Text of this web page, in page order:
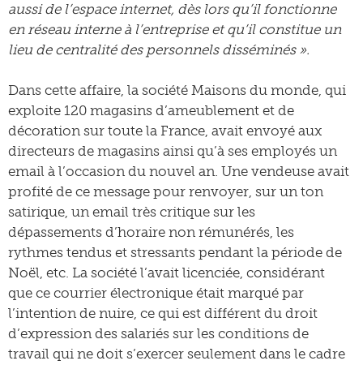
aussi de l’espace internet, dès lors qu’il fonctionne
en réseau interne à l’entreprise et qu’il constitue un
lieu de centralité des personnels disséminés ».
Dans cette affaire, la société Maisons du monde, qui
exploite 120 magasins d’ameublement et de
décoration sur toute la France, avait envoyé aux
directeurs de magasins ainsi qu’à ses employés un
email à l’occasion du nouvel an. Une vendeuse avait
profité de ce message pour renvoyer, sur un ton
satirique, un email très critique sur les
dépassements d’horaire non rémunérés, les
rythmes tendus et stressants pendant la période de
Noël, etc. La société l’avait licenciée, considérant
que ce courrier électronique était marqué par
l’intention de nuire, ce qui est différent du droit
d’expression des salariés sur les conditions de
travail qui ne doit s’exercer seulement dans le cadre